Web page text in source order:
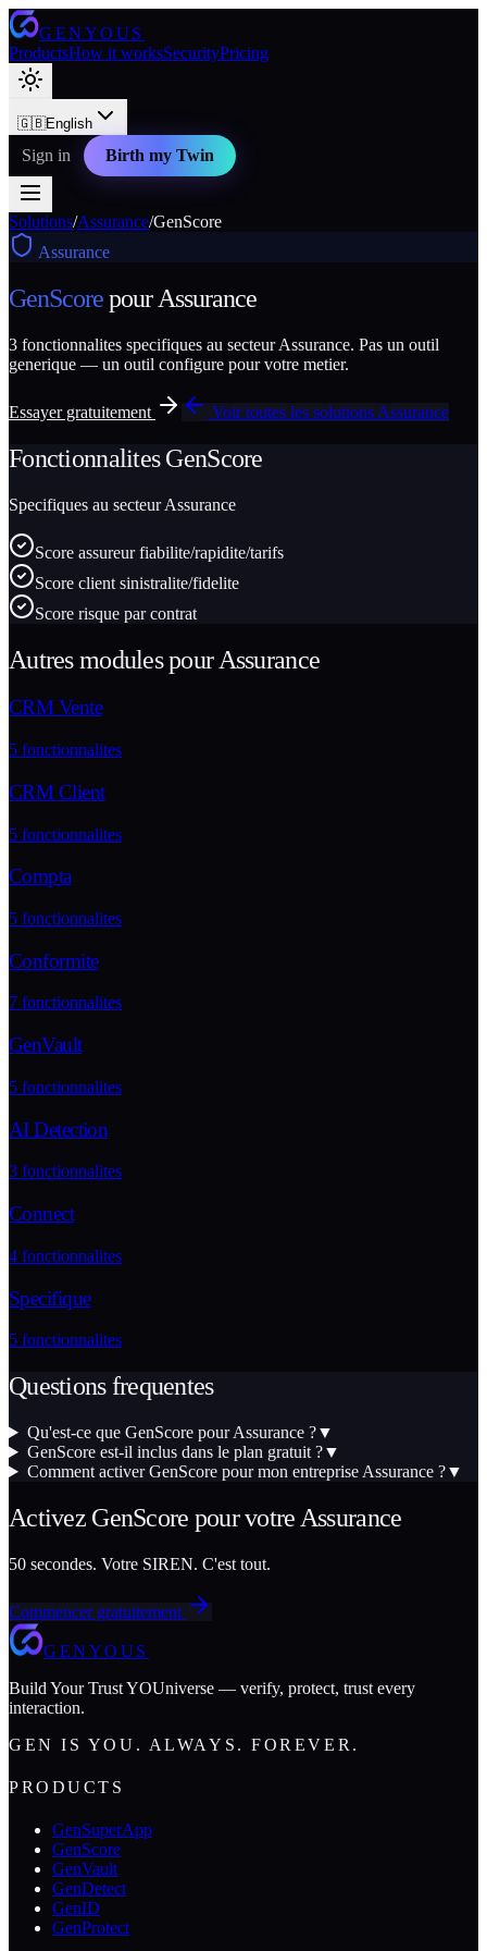
GENYOUS
ProductsHow it worksSecurityPricing
🇬🇧English
Sign in Birth my Twin
Solutions/Assurance/GenScore
Assurance
GenScorepour Assurance
3 fonctionnalites specifiques au secteurAssurance. Pas un outil
generique — un outil configure pour votre metier.
Essayer gratuitement Voir toutes les solutions Assurance
FonctionnalitesGenScore
Specifiques au secteurAssurance
Score assureur fiabilite/rapidite/tarifs
Score client sinistralite/fidelite
Score risque par contrat
Autres modules pour Assurance
CRM Vente
5 fonctionnalites
CRM Client
5 fonctionnalites
Compta
5 fonctionnalites
Conformite
7 fonctionnalites
GenVault
5 fonctionnalites
AI Detection
3 fonctionnalites
Connect
4 fonctionnalites
Specifique
5 fonctionnalites
Questions frequentes
Qu'est-ce que GenScore pour Assurance ?▼
GenScore est-il inclus dans le plan gratuit ?▼
Comment activer GenScore pour mon entreprise Assurance ?▼
Activez GenScore pour votre Assurance
50 secondes. Votre SIREN. C'est tout.
Commencer gratuitement
GENYOUS
Build Your Trust YOUniverse — verify, protect, trust every
interaction.
GEN IS YOU. ALWAYS. FOREVER.
PRODUCTS
GenSuperApp
GenScore
GenVault
GenDetect
GenID
GenProtect